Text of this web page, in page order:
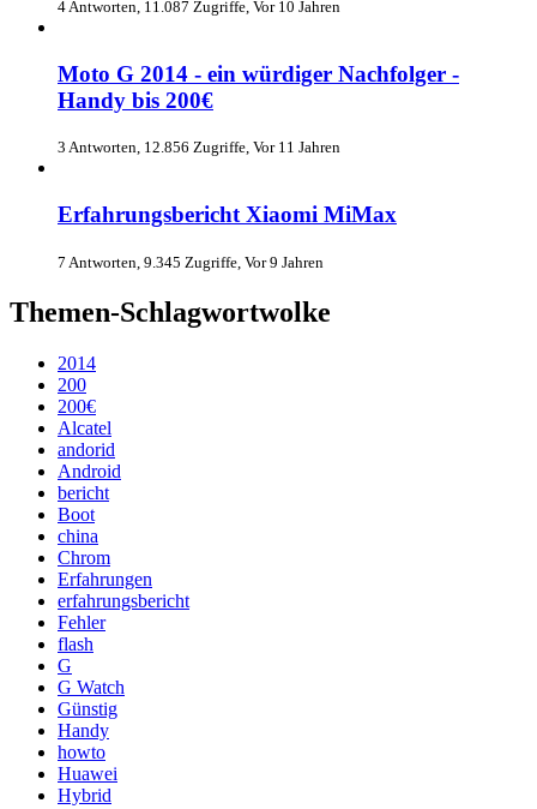
4 Antworten, 11.087 Zugriffe, Vor 10 Jahren
Moto G 2014 - ein würdiger Nachfolger -
Handy bis 200€
3 Antworten, 12.856 Zugriffe, Vor 11 Jahren
Erfahrungsbericht Xiaomi MiMax
7 Antworten, 9.345 Zugriffe, Vor 9 Jahren
Themen-Schlagwortwolke
2014
200
200€
Alcatel
andorid
Android
bericht
Boot
china
Chrom
Erfahrungen
erfahrungsbericht
Fehler
flash
G
G Watch
Günstig
Handy
howto
Huawei
Hybrid